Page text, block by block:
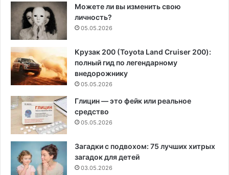
Можете ли вы изменить свою
личность?
05.05.2026
Крузак 200 (Toyota Land Cruiser 200):
полный гид по легендарному
внедорожнику
05.05.2026
Глицин — это фейк или реальное
средство
05.05.2026
Загадки с подвохом: 75 лучших хитрых
загадок для детей
03.05.2026